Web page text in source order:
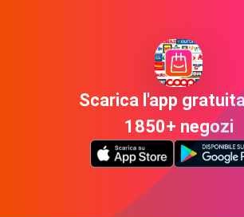
Scarica l'app
1850+ negozi